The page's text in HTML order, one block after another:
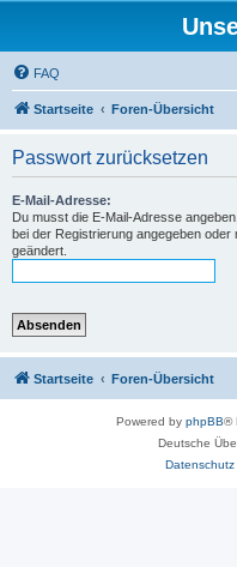
FAQ
Startseite Foren-Übersicht
Passwort zurücksetzen
E-Mail-Adresse:
Du musst die E-Mail-Adresse
bei der Registrierung angegeben
geändert.
Startseite Foren-Übersicht
Powered by phpBB®
Deutsche
Datenschutz